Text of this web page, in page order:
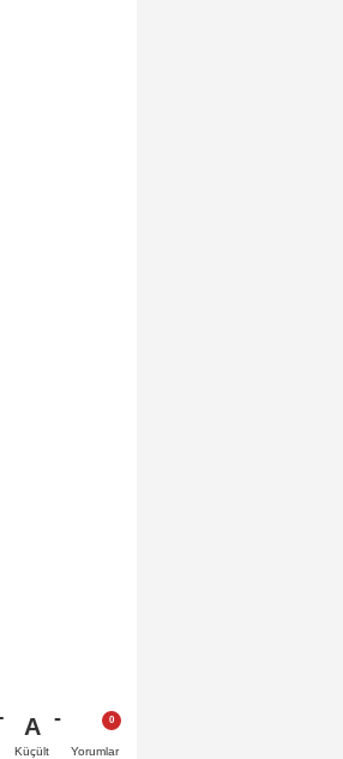
A
Küçült Yorumlar